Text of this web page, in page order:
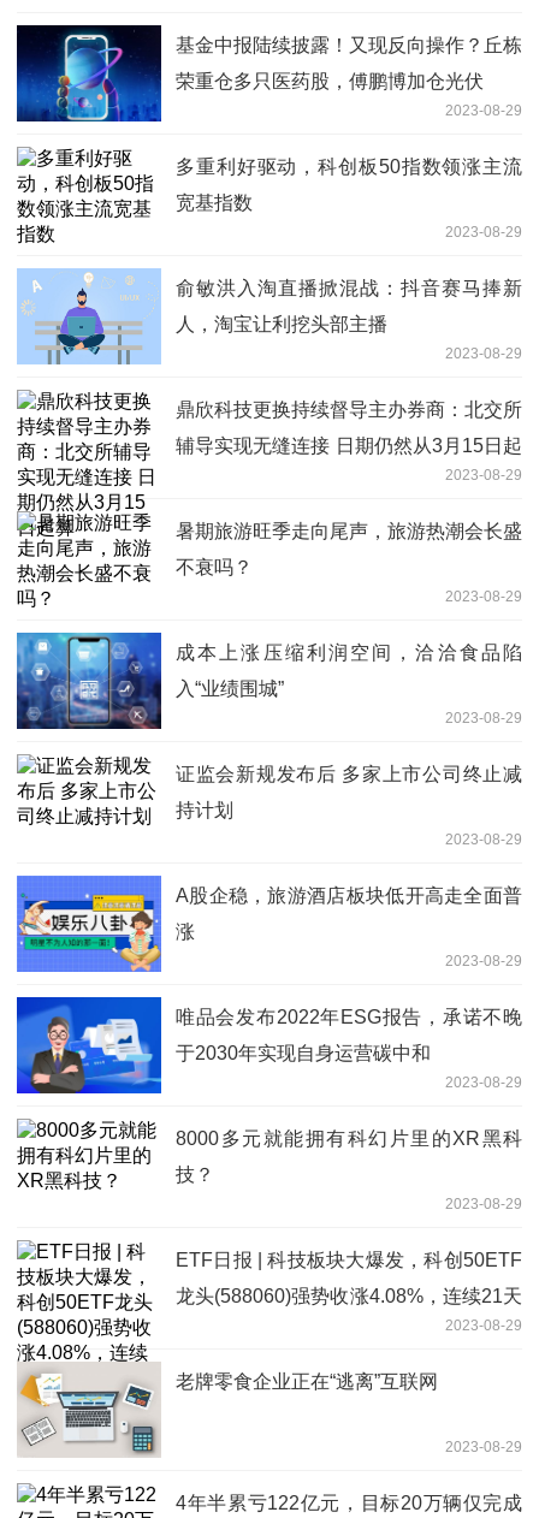
基金中报陆续披露！又现反向操作？丘栋
荣重仓多只医药股，傅鹏博加仓光伏
2023-08-29
多重利好驱动，科创板50指数领涨主流
宽基指数
2023-08-29
俞敏洪入淘直播掀混战：抖音赛马捧新
人，淘宝让利挖头部主播
2023-08-29
鼎欣科技更换持续督导主办券商：北交所
辅导实现无缝连接 日期仍然从3月15日起
2023-08-29
暑期旅游旺季走向尾声，旅游热潮会长盛
不衰吗？
2023-08-29
成本上涨压缩利润空间，洽洽食品陷
入“业绩围城”
2023-08-29
证监会新规发布后 多家上市公司终止减
持计划
2023-08-29
A股企稳，旅游酒店板块低开高走全面普
涨
2023-08-29
唯品会发布2022年ESG报告，承诺不晚
于2030年实现自身运营碳中和
2023-08-29
8000多元就能拥有科幻片里的XR黑科
技？
2023-08-29
ETF日报 | 科技板块大爆发，科创50ETF
龙头(588060)强势收涨4.08%，连续21天
2023-08-29
老牌零食企业正在“逃离”互联网
2023-08-29
4年半累亏122亿元，目标20万辆仅完成